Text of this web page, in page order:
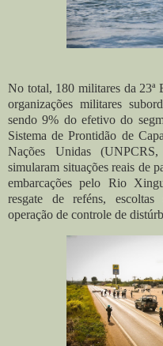
No total, 180 militares da 23ª
organizações militares
sendo 9% do efetivo do
Sistema de Prontidão de
Nações Unidas
simularam situações reais de
embarcações pelo Rio
resgate de reféns,
operação de controle de